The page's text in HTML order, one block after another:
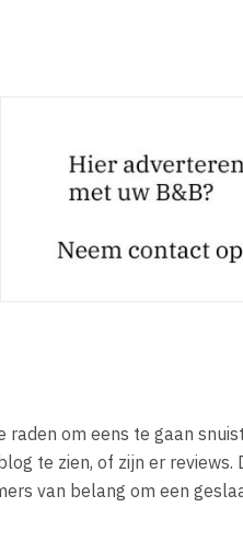
raden om eens te gaan
te zien, of zijn er reviews.
van belang om een